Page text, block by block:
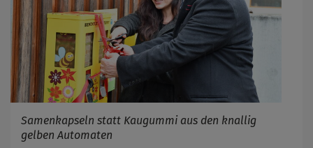
Samenkapseln statt Kaugummi aus den knallig
gelben Automaten